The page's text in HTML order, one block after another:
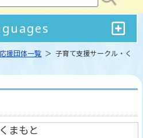
援団体一覧 ＞ 子育て支援サークル・く
まもと